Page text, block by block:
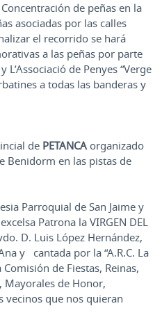
Concentración de peñas en la
asociadas por las calles
el recorrido se hará
a las peñas por parte
de Penyes “Verge
a todas las banderas y
de PETANCAorganizado
Benidorm en las pistas de
Parroquial de San Jaime y
Patrona la VIRGEN DEL
D. Luis López Hernández,
y cantada por la “A.R.C. La
de Fiestas, Reinas,
Mayorales de Honor,
vecinos que nos quieran